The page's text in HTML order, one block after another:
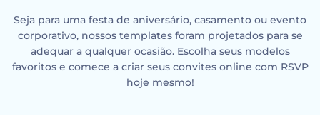
Seja para uma festa de aniversário, casamento ou evento
corporativo, nossos templates foram projetados para se
adequar a qualquer ocasião. Escolha seus modelos
favoritos e comece a criar seus convites online com RSVP
hoje mesmo!